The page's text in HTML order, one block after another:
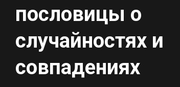
пословицы о
случайностях и
совпадениях